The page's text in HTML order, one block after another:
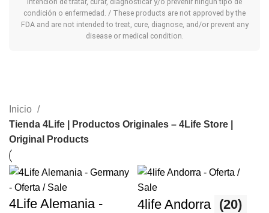
condición o enfermedad. / These products are not approved by the
FDA and are not intended to treat, cure, diagnose, and/or prevent any
disease or medical condition.
Inicio
Tienda 4Life | Productos Originales – 4Life Store |
Original Products
4Life Alemania -
4life Andorra (20)